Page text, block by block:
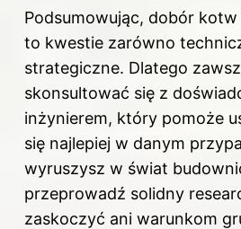
Podsumowując, dobór
to kwestie zarówno
strategiczne. Dlatego
skonsultować się z
inżynierem, który pomoże
się najlepiej w danym
wyruszysz w świat
przeprowadź solidny
zaskoczyć ani warunkom